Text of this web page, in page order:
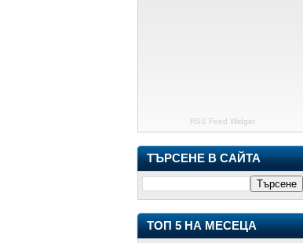
RSS Feed Widget
ТЪРСЕНЕ В САЙТА
ТОП 5 НА МЕСЕЦА